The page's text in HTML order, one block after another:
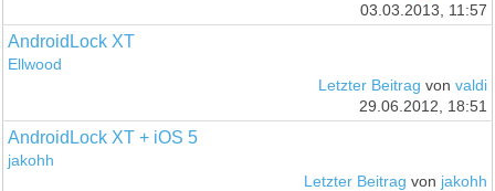
03.03.2013, 11:57
AndroidLock XT
Ellwood
Letzter Beitrag von valdi
29.06.2012, 18:51
AndroidLock XT + iOS 5
jakohh
Letzter Beitrag von jakohh